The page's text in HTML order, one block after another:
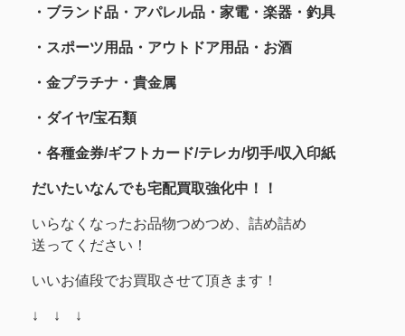
・ブランド品・アパレル品・家電・楽器・釣具
・スポーツ用品・アウトドア用品・お酒
・金プラチナ・貴金属
・ ダイヤ/宝石類
・各種金券/ギフトカード/テレカ/切手/収入印紙
だいたいなんでも宅配買取強化中！！
いらなくなったお品物つめつめ、詰め詰め
送ってください！
いいお値段でお買取させて頂きます！
↓ ↓ ↓